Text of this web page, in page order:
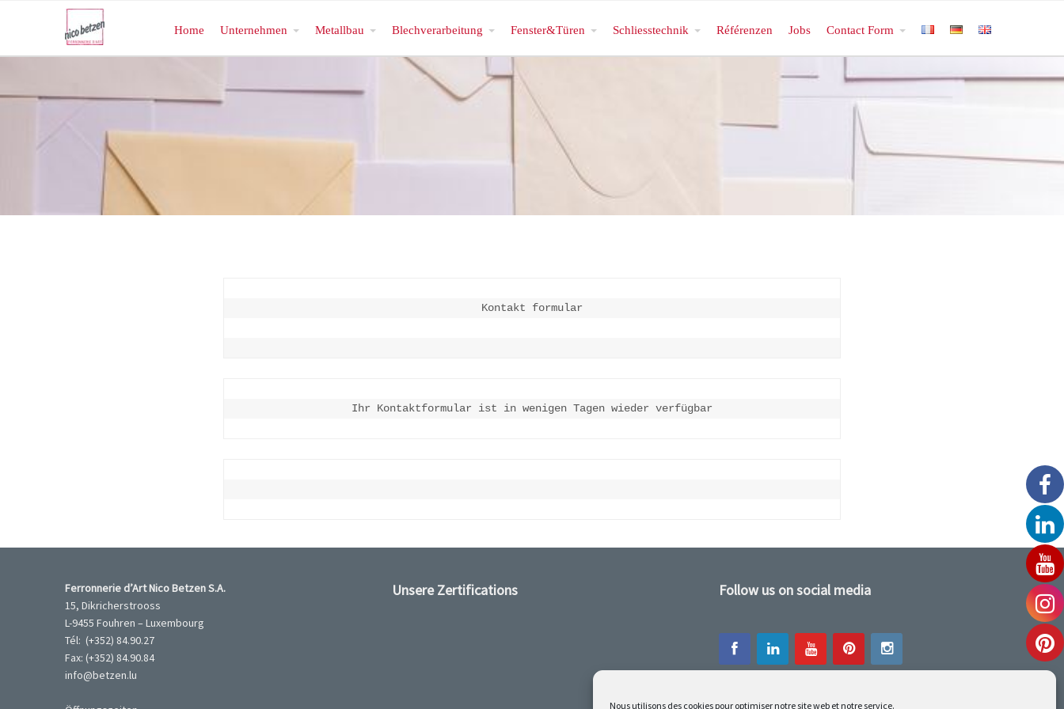
Nous utilisons des cookies pour optimiser notre site web et notre service.
Home Unternehmen Metallbau Blechverarbeitung Fenster&Türen Schliesstechnik Référenzen Jobs Contact Form
Kontakt formular
Ihr Kontaktformular ist in wenigen Tagen wieder verfügbar
Ferronnerie d’Art Nico Betzen S.A.
15, Dikricherstrooss
L-9455 Fouhren – Luxembourg
Tél: (+352) 84.90.27
Fax: (+352) 84.90.84
info@betzen.lu
Unsere Zertifications Follow us on social media